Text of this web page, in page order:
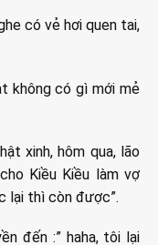
có vẻ hơi quen tai,
không có gì mới mẻ
xinh, hôm qua, lão
Kiều Kiều làm vợ
lại thì còn được”.
đến :” haha, tôi lại